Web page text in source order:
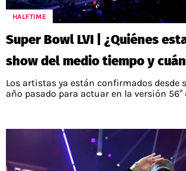
HALFTIME
Super Bowl LVI | ¿Quiénes
show del medio tiempo y
Los artistas ya están confirmados desde
año pasado para actuar en la versión 56°